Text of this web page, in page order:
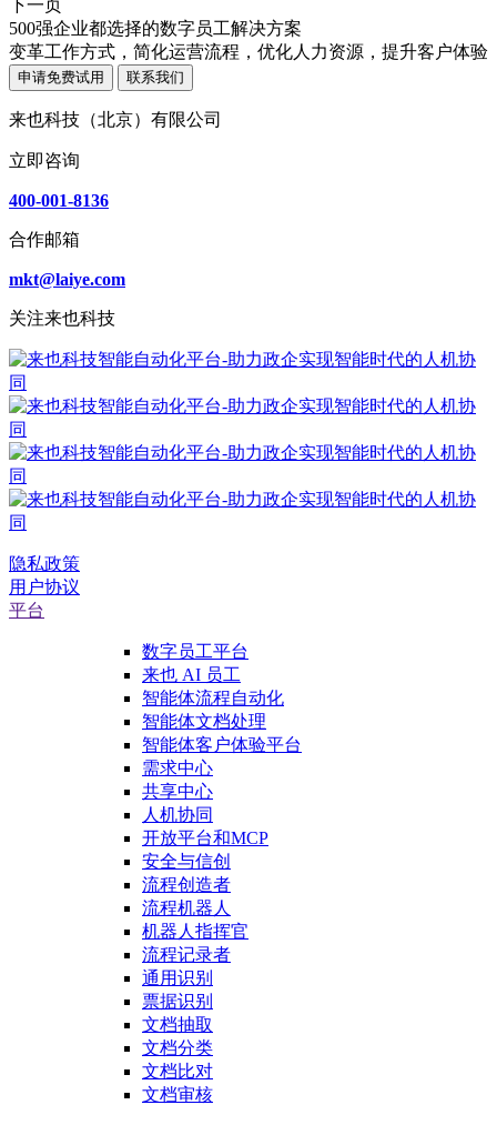
下一页
500强企业都选择的数字员工解决方案
变革工作方式，简化运营流程，优化人力资源，提升客户体验
申请免费试用 联系我们
来也科技（北京）有限公司
立即咨询
400-001-8136
合作邮箱
mkt@laiye.com
关注来也科技
隐私政策
用户协议
平台
数字员工平台
来也 AI 员工
智能体流程自动化
智能体文档处理
智能体客户体验平台
需求中心
共享中心
人机协同
开放平台和MCP
安全与信创
流程创造者
流程机器人
机器人指挥官
流程记录者
通用识别
票据识别
文档抽取
文档分类
文档比对
文档审核